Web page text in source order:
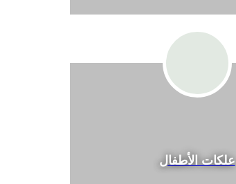
علكات الأطفال